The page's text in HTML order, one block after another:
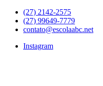
Pular
para
(27) 2142-2575
(27) 99649-7779
contato@escolaabc.net
Instagram